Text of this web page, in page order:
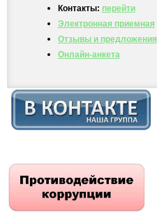
Контакты: перейти
Электронная приемная
Отзывы и предложения
Онлайн-анкета